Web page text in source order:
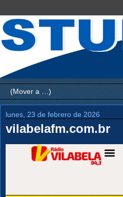
lunes, 23 de febrero de 2026
vilabelafm.com.br